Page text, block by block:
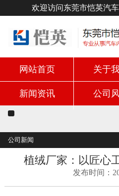
欢迎访问东莞市恺英汽
网站首页 关于
新闻资讯 公司
公司新闻
植绒厂家：以匠心
发布时间：